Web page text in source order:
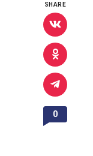
SHARE
0